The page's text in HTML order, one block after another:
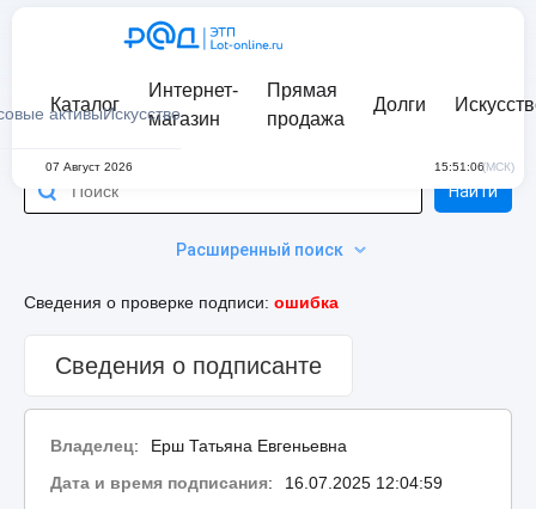
активыИскусство
Каталог
Интернет-
магазин
Прямая
продажа
Долги
07 Август 2026 15:51:06(МСК)
Расширенный поиск
Найти
Сведения о проверке подписи: ошибка
Сведения о подписанте
Владелец:
Ерш Татьяна Евгеньевна
Дата и время подписания: 16.07.2025 12:04:59